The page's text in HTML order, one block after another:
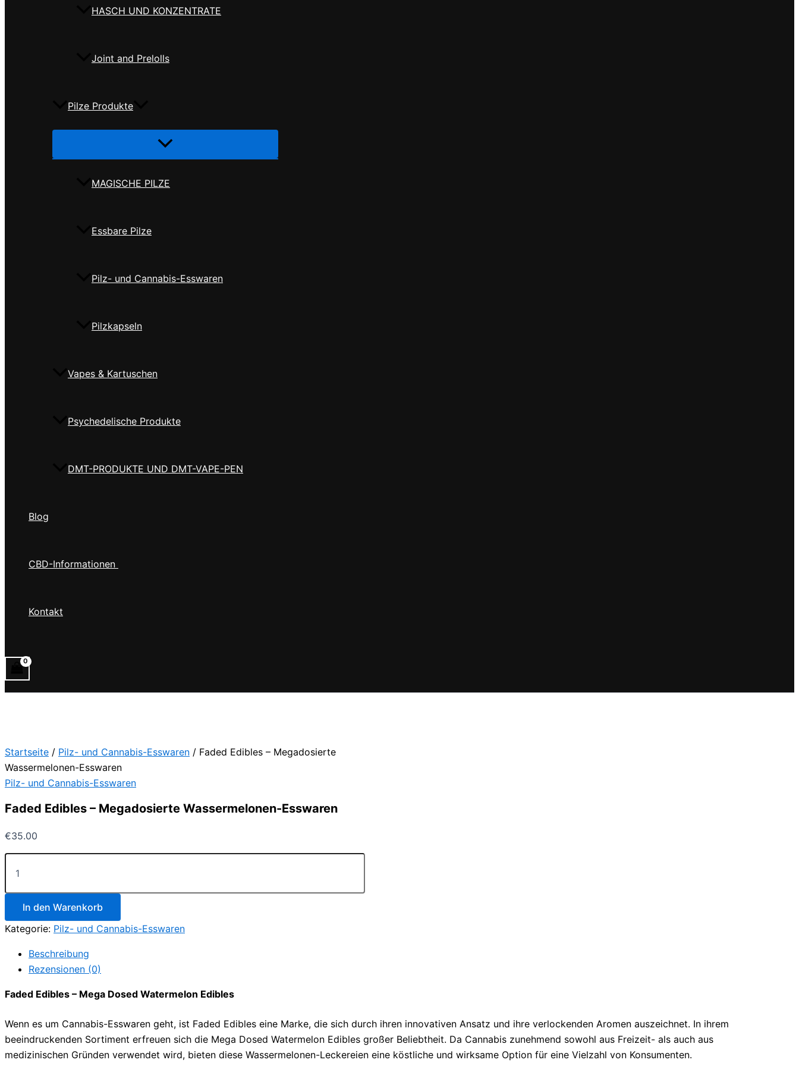
HASCH UND KONZENTRATE
Joint and Prelolls
Pilze Produkte
Menü
MAGISCHE PILZE
Essbare Pilze
Pilz- und Cannabis-Esswaren
Pilzkapseln
Vapes & Kartuschen
Psychedelische Produkte
DMT-PRODUKTE UND DMT-VAPE-PEN
Blog
CBD-Informationen
Kontakt
Startseite / Pilz- und Cannabis-Esswaren / Faded Edibles – Megadosierte
Wassermelonen-Esswaren
Pilz- und Cannabis-Esswaren
Faded Edibles – Megadosierte Wassermelonen-Esswaren
€35.00
Faded
Edibles
Megadosierte
Wassermelonen-
Esswaren
Menge
In den Warenkorb
Kategorie: Pilz- und Cannabis-Esswaren
Beschreibung
Rezensionen (0)
Faded Edibles – Mega Dosed Watermelon Edibles
Wenn es um Cannabis-Esswaren geht, ist Faded Edibles eine Marke, die sich durch ihren innovativen Ansatz und ihre verlockenden Aromen auszeichnet. In ihrem
beeindruckenden Sortiment erfreuen sich die Mega Dosed Watermelon Edibles großer Beliebtheit. Da Cannabis zunehmend sowohl aus Freizeit- als auch aus
medizinischen Gründen verwendet wird, bieten diese Wassermelonen-Leckereien eine köstliche und wirksame Option für eine Vielzahl von Konsumenten.